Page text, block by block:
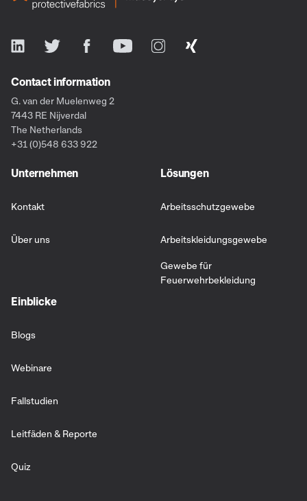
Contact information
G. van der Muelenweg 2
7443 RE Nijverdal
The Netherlands
+31 (0)548 633 922
Unternehmen
Kontakt
Über uns
Lösungen
Arbeitsschutzgewebe
Arbeitskleidungsgewebe
Gewebe für
Feuerwehrbekleidung
Einblicke
Blogs
Webinare
Fallstudien
Leitfäden & Reporte
Quiz